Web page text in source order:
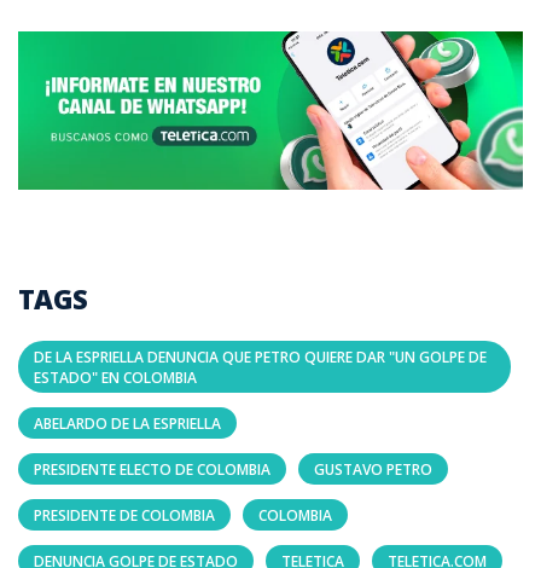
TAGS
DE LA ESPRIELLA DENUNCIA QUE PETRO QUIERE DAR "UN GOLPE DE
ESTADO" EN COLOMBIA
ABELARDO DE LA ESPRIELLA
PRESIDENTE ELECTO DE COLOMBIA GUSTAVO PETRO
PRESIDENTE DE COLOMBIA COLOMBIA
DENUNCIA GOLPE DE ESTADO TELETICA TELETICA.COM